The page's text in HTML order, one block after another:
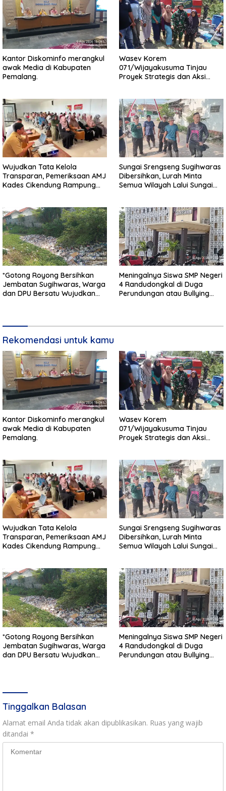
Kantor Diskominfo merangkul
awak Media di Kabupaten
Pemalang.
Wasev Korem
071/Wijayakusuma Tinjau
Proyek Strategis dan Aksi
Wujudkan Tata Kelola
Transparan, Pemeriksaan AMJ
Kades Cikendung Rampung
Sungai Srengseng Sugihwaras
Dibersihkan, Lurah Minta
Semua Wilayah Lalui Sungai
*Gotong Royong Bersihkan
Jembatan Sugihwaras, Warga
dan DPU Bersatu Wujudkan
Meningalnya Siswa SMP Negeri
4 Randudongkal di Duga
Perundungan atau Bullying
Rekomendasi untuk kamu
Kantor Diskominfo merangkul
awak Media di Kabupaten
Pemalang.
Wasev Korem
071/Wijayakusuma Tinjau
Proyek Strategis dan Aksi
Wujudkan Tata Kelola
Transparan, Pemeriksaan AMJ
Kades Cikendung Rampung
Sungai Srengseng Sugihwaras
Dibersihkan, Lurah Minta
Semua Wilayah Lalui Sungai
*Gotong Royong Bersihkan
Jembatan Sugihwaras, Warga
dan DPU Bersatu Wujudkan
Meningalnya Siswa SMP Negeri
4 Randudongkal di Duga
Perundungan atau Bullying
Tinggalkan Balasan
Alamat email Anda tidak akan dipublikasikan. Ruas yang wajib
ditandai *